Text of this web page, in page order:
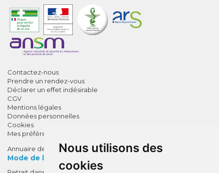
Nous utilisons des
cookies
Contactez-nous
Prendre un rendez-vous
Déclarer un effet indésirable
CGV
Mentions légales
Données personnelles
Cookies
Mes préférences Cookies
Annuaire des pharmacies
Mode de livraison